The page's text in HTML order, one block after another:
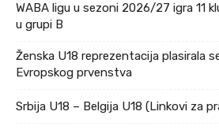
WABA ligu u sezoni 2026/27 igra 11
u grupi B
Ženska U18 reprezentacija plasirala
Evropskog prvenstva
Srbija U18 – Belgija U18 (Linkovi za